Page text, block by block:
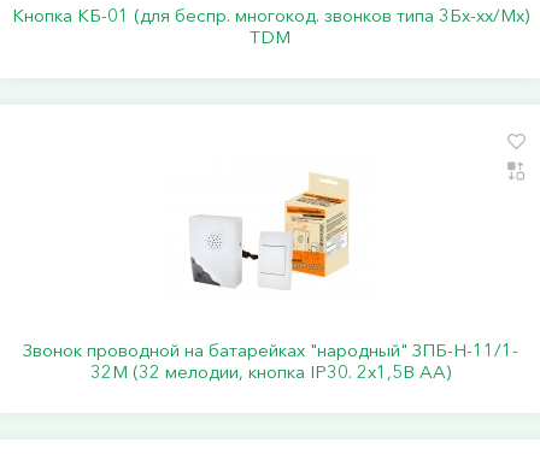
Кнопка КБ-01 (для беспр. многокод. звонков типа 3Бх-хх/Мх)
TDM
Звонок проводной на батарейках "народный" ЗПБ-Н-11/1-
32М (32 мелодии, кнопка IP30. 2х1,5В АА)